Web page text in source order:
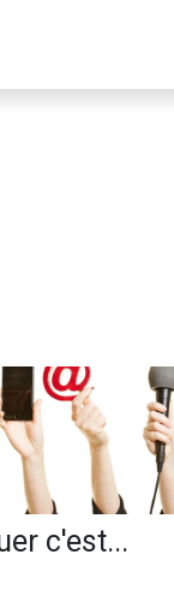
c'est...